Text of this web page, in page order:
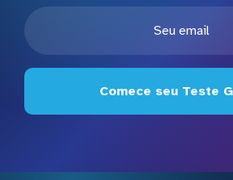
Comece seu Teste